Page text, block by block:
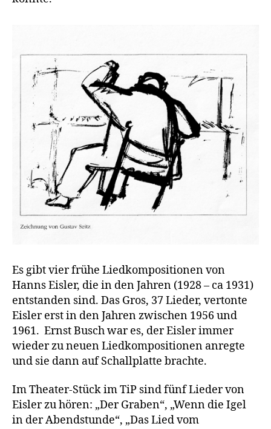
Es gibt vier frühe Liedkompositionen von
Hanns Eisler, die in den Jahren (1928 – ca 1931)
entstanden sind. Das Gros, 37 Lieder, vertonte
Eisler erst in den Jahren zwischen 1956 und
1961. Ernst Busch war es, der Eisler immer
wieder zu neuen Liedkompositionen anregte
und sie dann auf Schallplatte brachte.
Im Theater-Stück im TiP sind fünf Lieder von
Eisler zu hören: „Der Graben“, „Wenn die Igel
in der Abendstunde“, „Das Lied vom